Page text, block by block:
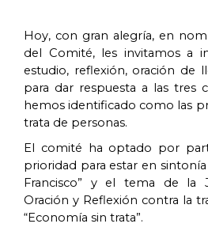
Hoy, con gran alegría, en
del Comité, les invitamos a
estudio, reflexión, oración de
para dar respuesta a las tres
hemos identificado como las
trata de personas.
El comité ha optado por
prioridad para estar en
Francisco” y el tema de la
Oración y Reflexión contra la
“Economía sin trata”.